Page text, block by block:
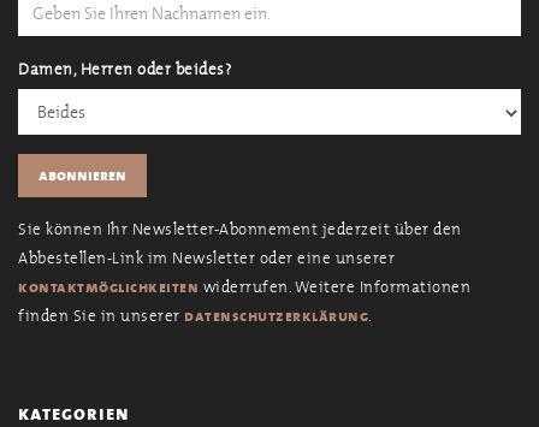
Damen, Herren oder beides?
Sie können Ihr Newsletter-Abonnement jederzeit über den
Abbestellen-Link im Newsletter oder eine unserer
kontaktmöglichkeiten widerrufen. Weitere Informationen
finden Sie in unserer datenschutzerklärung.
kategorien